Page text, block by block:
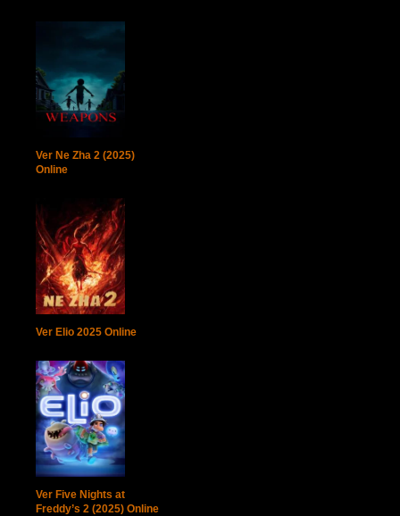
Ver Ne Zha 2 (2025)
Online
Ver Elio 2025 Online
Ver Five Nights at
Freddy’s 2 (2025) Online